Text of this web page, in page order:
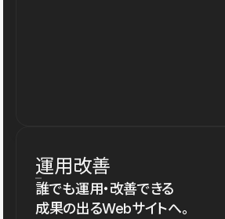
運用改善
誰でも運用・改善できる
成果の出るWebサイトへ。